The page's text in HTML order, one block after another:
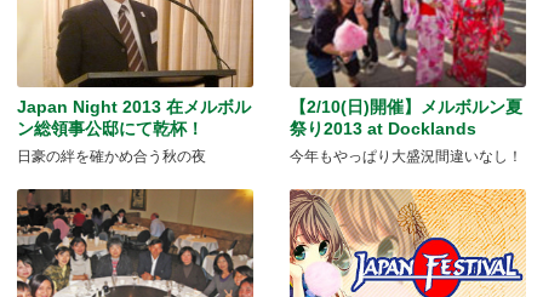
Japan Night 2013 在メルボル
ン総領事公邸にて乾杯！
日豪の絆を確かめ合う秋の夜
【2/10(日)開催】メルボルン夏
祭り2013 at Docklands
今年もやっぱり大盛況間違いなし！